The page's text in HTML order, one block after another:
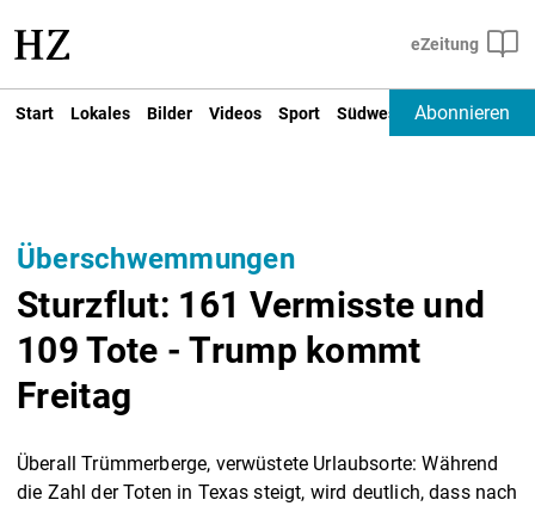
Start Lokales Bilder Videos Sport Südwest Deutschland
Abonnieren
Überschwemmungen
Sturzflut: 161 Vermisste und
109 Tote - Trump kommt
Freitag
Überall Trümmerberge, verwüstete Urlaubsorte: Während
die Zahl der Toten in Texas steigt, wird deutlich, dass nach